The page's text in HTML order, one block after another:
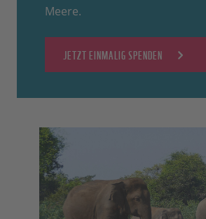
Meere.
JETZT EINMALIG SPENDEN